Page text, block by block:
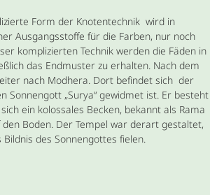
Form der Knotentechnik wird in
Ausgangsstoffe für die Farben, nur noch
komplizierten Technik werden die Fäden in
das Endmuster zu erhalten. Nach dem
nach Modhera. Dort befindet sich der
Sonnengott „Surya“ gewidmet ist. Er besteht
ein kolossales Becken, bekannt als Rama
Boden. Der Tempel war derart gestaltet,
des Sonnengottes fielen.